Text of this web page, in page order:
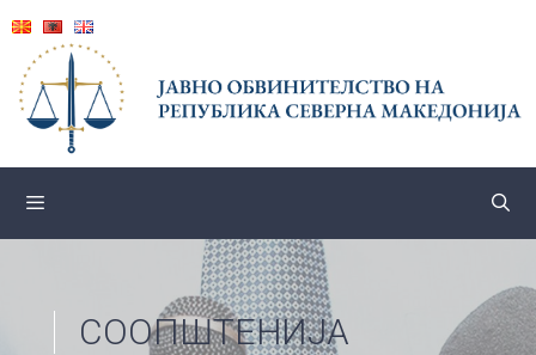
content
СООПШТЕНИЈА